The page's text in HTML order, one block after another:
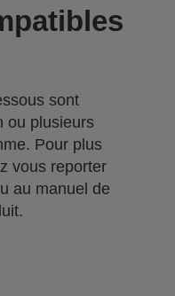
sont
ou plusieurs
Pour plus
vous reporter
au manuel de